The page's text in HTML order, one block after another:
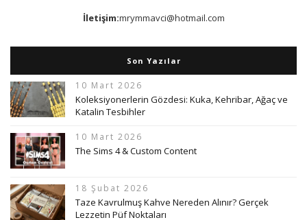
İletişim:mrymmavci@hotmail.com
Son Yazılar
10 Mart 2026
Koleksiyonerlerin Gözdesi: Kuka, Kehribar, Ağaç ve
Katalin Tesbihler
10 Mart 2026
The Sims 4 & Custom Content
18 Şubat 2026
Taze Kavrulmuş Kahve Nereden Alınır? Gerçek
Lezzetin Püf Noktaları